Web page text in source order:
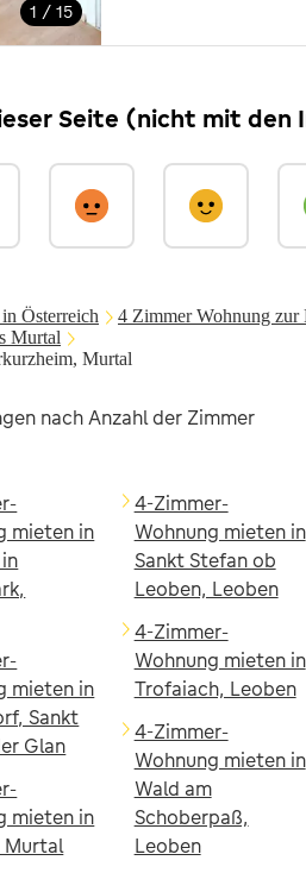
1 / 15
Seite (nicht mit den
Österreich
4 Zimmer Wohnung zur
Murtal
Murtal
nach Anzahl der Zimmer
mieten in
mieten in
Sankt
Glan
mieten in
Murtal
4-Zimmer-
Wohnung mieten in
Sankt Stefan ob
Leoben, Leoben
4-Zimmer-
Wohnung mieten in
Trofaiach, Leoben
4-Zimmer-
Wohnung mieten in
Wald am
Schoberpaß,
Leoben